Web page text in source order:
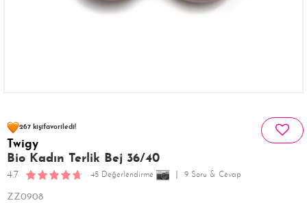
267 kişifavoriledi!
40 kişi
367 kişi
Twigy
Bio Kadın Terlik Bej 36/40
4.7 45 Değerlendirme 9 Soru & Cevap
ZZ0908